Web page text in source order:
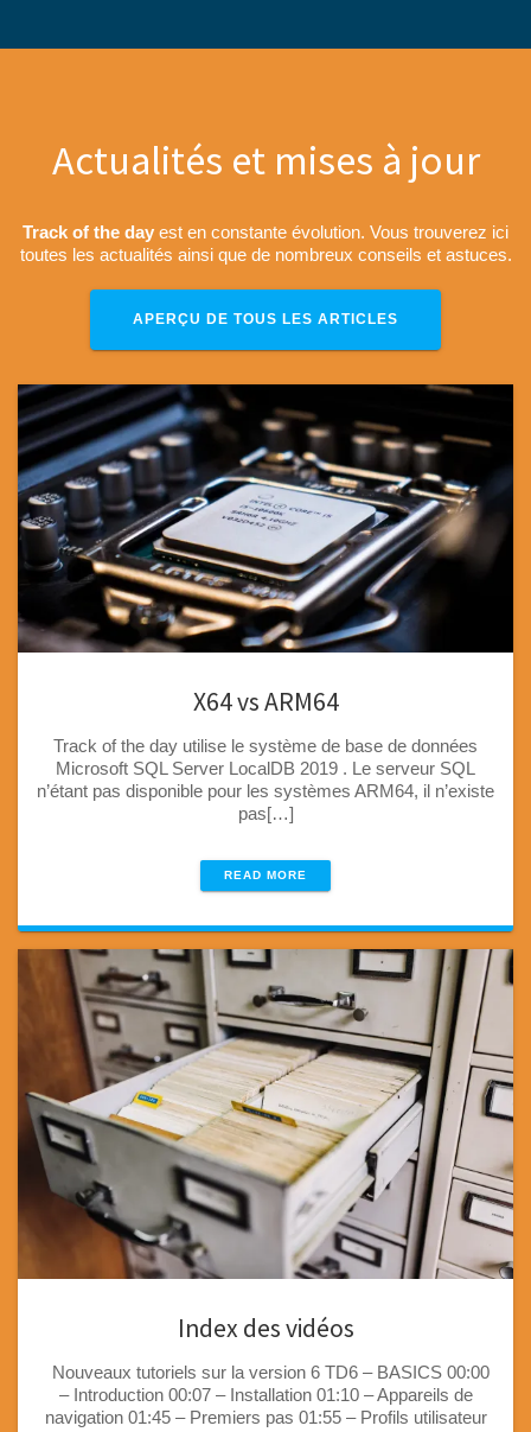
Actualités et mises à jour
Track of the day est en constante évolution. Vous trouverez ici
toutes les actualités ainsi que de nombreux conseils et astuces.
APERÇU DE TOUS LES ARTICLES
X64 vs ARM64
Track of the day utilise le système de base de données
Microsoft SQL Server LocalDB 2019 . Le serveur SQL
n’étant pas disponible pour les systèmes ARM64, il n’existe
pas[…]
READ MORE
Index des vidéos
Nouveaux tutoriels sur la version 6 TD6 – BASICS 00:00
– Introduction 00:07 – Installation 01:10 – Appareils de
navigation 01:45 – Premiers pas 01:55 – Profils utilisateur